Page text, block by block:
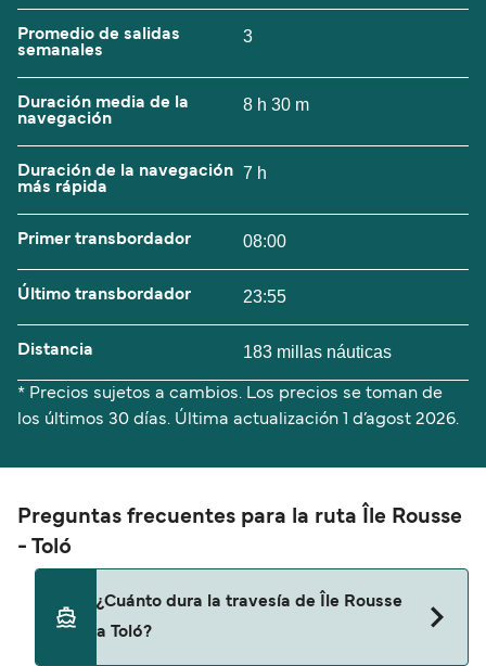
Promedio de salidas
semanales
3
Duración media de la
navegación
8 h 30 m
Duración de la navegación
más rápida
7 h
Primer transbordador 08:00
Último transbordador 23:55
Distancia 183 millas náuticas
* Precios sujetos a cambios. Los precios se toman de
los últimos 30 días. Última actualización
1 d’agost 2026.
Preguntas frecuentes para la ruta Île Rousse
- Toló
¿Cuánto dura la travesía de Île Rousse
a Toló?